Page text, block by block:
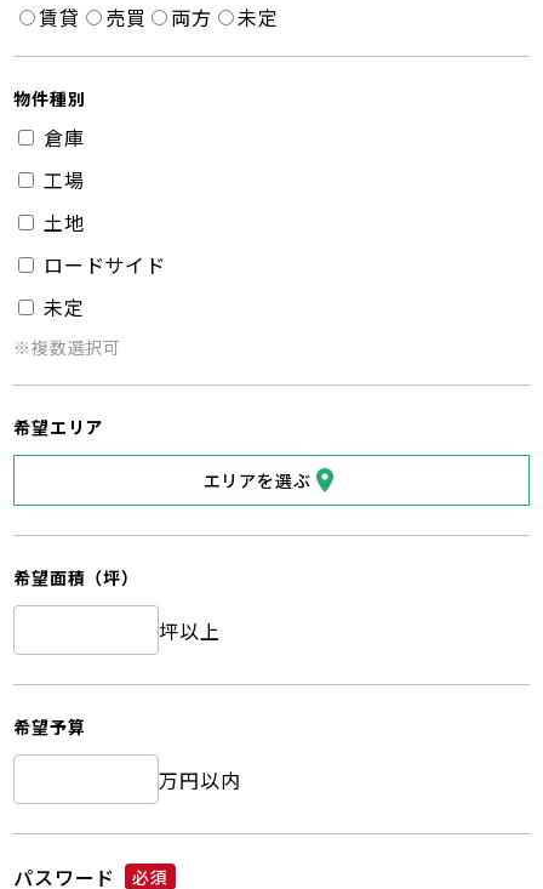
賃貸 売買 両方 未定
物件種別
倉庫
工場
土地
ロードサイド
未定
※複数選択可
希望エリア
エリアを選ぶ
希望面積（坪）
坪以上
希望予算
万円以内
パスワード 必須